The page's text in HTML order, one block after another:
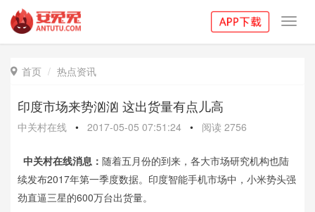
 首页 热点资讯
印度市场来势汹汹 这出货量有点儿高
中关村在线 • 2017-05-05 07:51:24 • 阅读 2756
中关村在线消息： 随着五月份的到来，各大市场研究机构也陆
续发布2017年第一季度数据。印度智能手机市场中，小米势头强
劲直逼三星的600万台出货量。